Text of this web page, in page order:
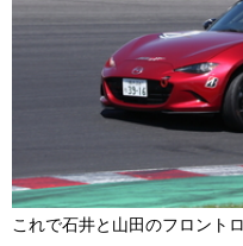
これで石井と山田のフロント